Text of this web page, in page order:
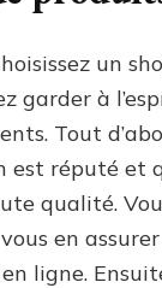
un
garder à
Tout
est réputé et
qualité.
en
ligne.